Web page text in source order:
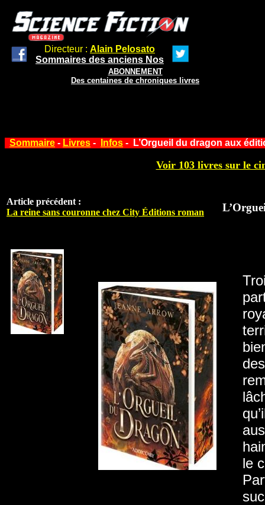
Directeur : Alain Pelosato
Sommaires des anciens Nos
ABONNEMENT
Des centaines de chroniques livres
Sommaire - Livres - Infos - L’Orgueil du dragon aux
Voir 103 livres sur le
Article précédent :
La reine sans couronne chez City Éditions roman
le